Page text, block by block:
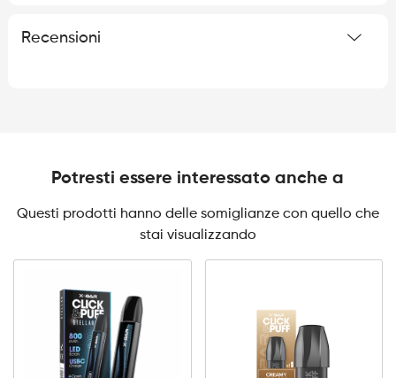
Recensioni
Potresti essere interessato anche a
Questi prodotti hanno delle somiglianze con quello che
stai visualizzando